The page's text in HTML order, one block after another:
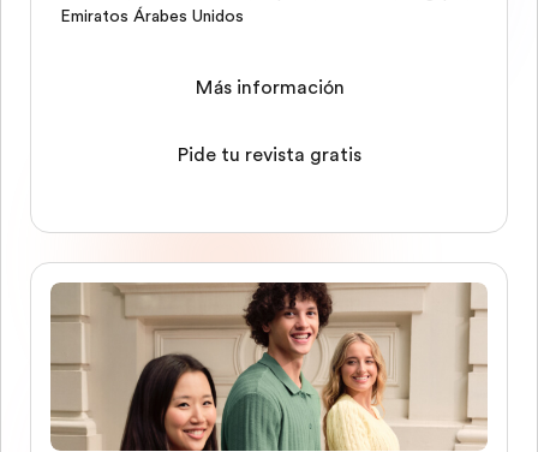
Emiratos Árabes Unidos
Más información
Pide tu revista gratis